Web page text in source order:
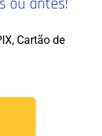
ou antes!
Cartão de